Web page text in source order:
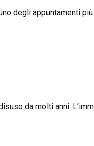
degli appuntamenti
da molti anni.